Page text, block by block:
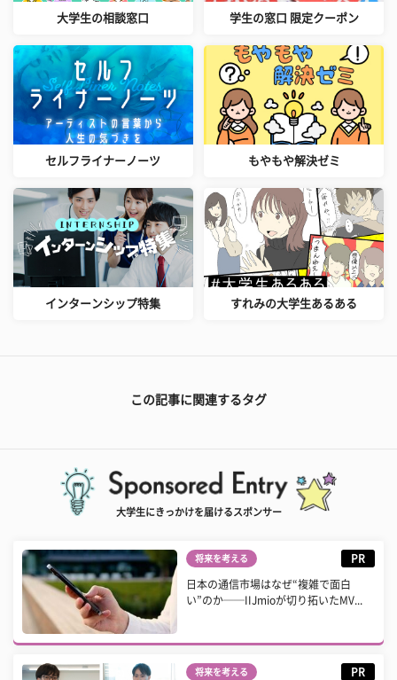
大学生の相談窓口 学生の窓口 限定クーポン
セルフライナーノーツ もやもや解決ゼミ
インターンシップ特集 すれみの大学生あるある
この記事に関連するタグ
大学生にきっかけを届けるスポンサー
将来を考える PR
日本の通信市場はなぜ“複雑で面白
い”のか──IIJmioが切り拓いたMV...
将来を考える PR